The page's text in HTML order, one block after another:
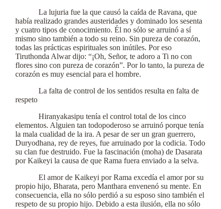
La lujuria fue la que causó la caída de Ravana, que
había realizado grandes austeridades y dominado los sesenta
y cuatro tipos de conocimiento. Él no sólo se arruinó a sí
mismo sino también a todo su reino. Sin pureza de corazón,
todas las prácticas espirituales son inútiles. Por eso
Tiruthonda Alwar dijo: “¡Oh, Señor, te adoro a Ti no con
flores sino con pureza de corazón”. Por lo tanto, la pureza de
corazón es muy esencial para el hombre.
La falta de control de los sentidos resulta en falta de
respeto
Hiranyakasipu tenía el control total de los cinco
elementos. Alguien tan todopoderoso se arruinó porque tenía
la mala cualidad de la ira. A pesar de ser un gran guerrero,
Duryodhana, rey de reyes, fue arruinado por la codicia. Todo
su clan fue destruido. Fue la fascinación (moha) de Dasarata
por Kaikeyi la causa de que Rama fuera enviado a la selva.
El amor de Kaikeyi por Rama excedía el amor por su
propio hijo, Bharata, pero Manthara envenenó su mente. En
consecuencia, ella no sólo perdió a su esposo sino también el
respeto de su propio hijo. Debido a esta ilusión, ella no sólo